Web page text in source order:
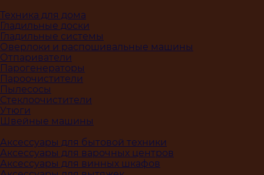
Техника для дома
Гладильные доски
Гладильные системы
Оверлоки и распошивальные машины
Отпариватели
Парогенераторы
Пароочистители
Пылесосы
Стеклоочистители
Утюги
Швейные машины
Аксессуары для бытовой техники
Аксессуары для варочных центров
Аксессуары для винных шкафов